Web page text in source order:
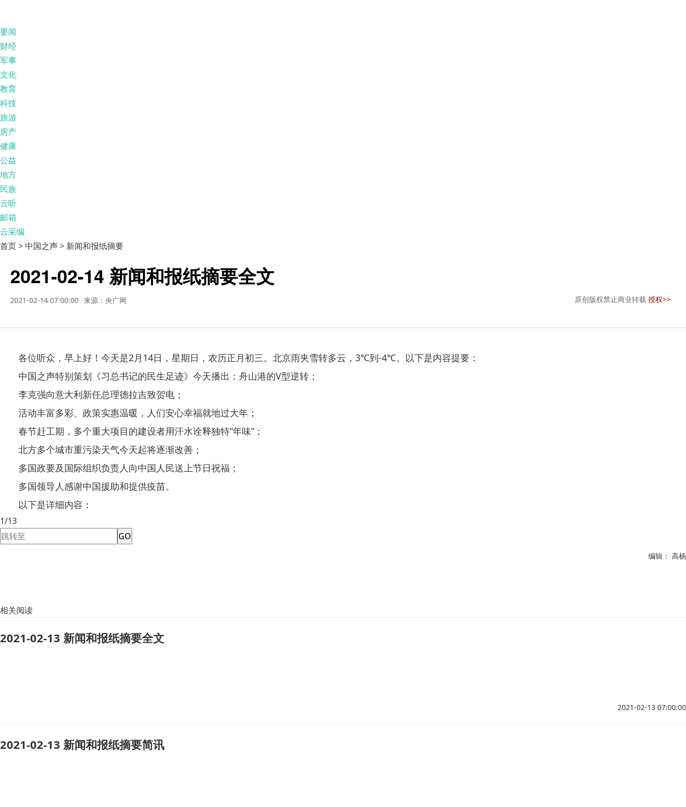
要闻
财经
军事
文化
教育
科技
旅游
房产
健康
公益
地方
民族
云听
邮箱
云采编
首页 > 中国之声 > 新闻和报纸摘要
2021-02-14 新闻和报纸摘要全文
2021-02-14 07:00:00 来源：央广网 原创版权禁止商业转载 授权>>
各位听众，早上好！今天是2月14日，星期日，农历正月初三。北京雨夹雪转多云，3℃到-4℃。以下是内容提要：
中国之声特别策划《习总书记的民生足迹》今天播出：舟山港的V型逆转；
李克强向意大利新任总理德拉吉致贺电；
活动丰富多彩、政策实惠温暖，人们安心幸福就地过大年；
春节赶工期，多个重大项目的建设者用汗水诠释独特“年味”；
北方多个城市重污染天气今天起将逐渐改善；
多国政要及国际组织负责人向中国人民送上节日祝福；
多国领导人感谢中国援助和提供疫苗。
以下是详细内容：
1/13
GO
编辑： 高杨
相关阅读
2021-02-13 新闻和报纸摘要全文
2021-02-13 07:00:00
2021-02-13 新闻和报纸摘要简讯